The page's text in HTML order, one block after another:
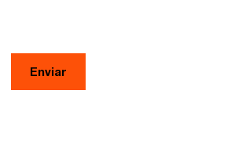
Enviar